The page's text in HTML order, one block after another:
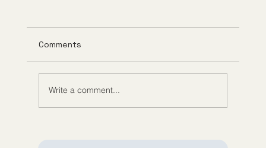
Comments
Write a comment...